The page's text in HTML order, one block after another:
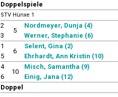
Doppelspiele
STV Hünxe 1
2
3
5
Nordmeyer, Dunja (4)
Werner, Stephanie (6)
1
5
6
Selent, Gina (2)
Ehrhardt, Ann Kristin (10)
4
6
10
Misch, Samantha (9)
Einig, Jana (12)
Doppel